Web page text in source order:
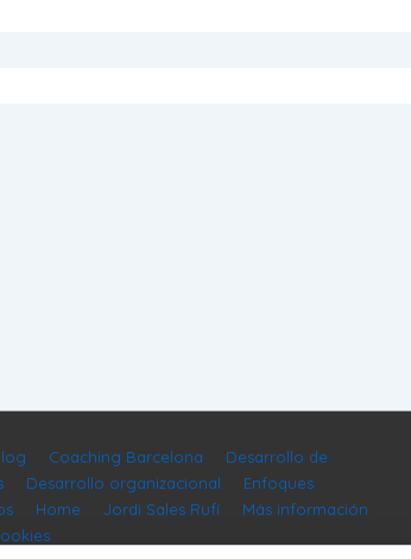
Coaching Barcelona
Desarrollo de
Desarrollo organizacional
Enfoques
Home Jordi Sales Rufí
Más información